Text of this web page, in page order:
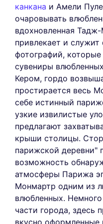
канкана и Амели
очаровывать
вдохновленная
привлекает и
фотографий,
сувениры
Кером, гордо
простирается весь
себе истинный
узкие извилистые
предлагают
крыши столицы.
парижской деревни"
возможность
атмосферы Парижа
Монмартр одним из
влюбленных.
части города, здесь
вкусно